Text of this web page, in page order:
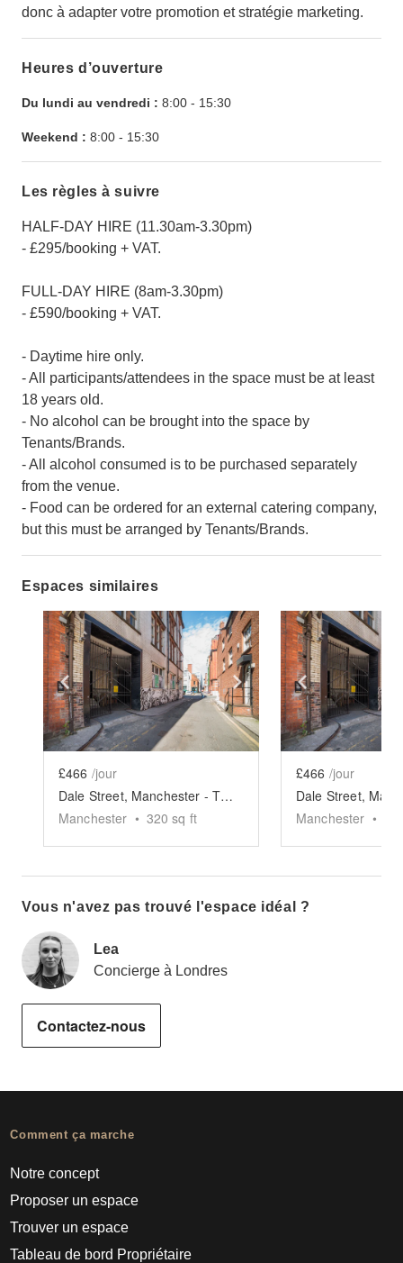
donc à adapter votre promotion et stratégie marketing.
Heures d’ouverture
Du lundi au vendredi : 8:00 - 15:30
Weekend : 8:00 - 15:30
Les règles à suivre
HALF-DAY HIRE (11.30am-3.30pm)
- £295/booking + VAT.
FULL-DAY HIRE (8am-3.30pm)
- £590/booking + VAT.
- Daytime hire only.
- All participants/attendees in the space must be at least
18 years old.
- No alcohol can be brought into the space by
Tenants/Brands.
- All alcohol consumed is to be purchased separately
from the venue.
- Food can be ordered for an external catering company,
but this must be arranged by Tenants/Brands.
Espaces similaires
Show previous slide Show next slide
£466 /jour
Dale Street, Manchester - The Private Event Room
Manchester • 320 sq ft
Show
£466 /jour
Manchester •
Vous n'avez pas trouvé l'espace idéal ?
Lea
Concierge à Londres
Contactez-nous
Comment ça marche
Notre concept
Proposer un espace
Trouver un espace
Tableau de bord Propriétaire